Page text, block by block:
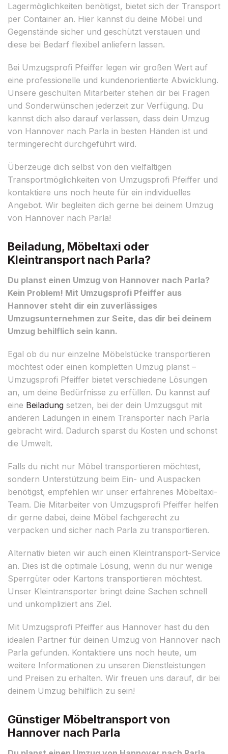
Lagermöglichkeiten benötigst, bietet sich der Transport
per Container an. Hier kannst du deine Möbel und
Gegenstände sicher und geschützt verstauen und
diese bei Bedarf flexibel anliefern lassen.
Bei Umzugsprofi Pfeiffer legen wir großen Wert auf
eine professionelle und kundenorientierte Abwicklung.
Unsere geschulten Mitarbeiter stehen dir bei Fragen
und Sonderwünschen jederzeit zur Verfügung. Du
kannst dich also darauf verlassen, dass dein Umzug
von Hannover nach Parla in besten Händen ist und
termingerecht durchgeführt wird.
Überzeuge dich selbst von den vielfältigen
Transportmöglichkeiten von Umzugsprofi Pfeiffer und
kontaktiere uns noch heute für ein individuelles
Angebot. Wir begleiten dich gerne bei deinem Umzug
von Hannover nach Parla!
Beiladung, Möbeltaxi oder
Kleintransport nach Parla?
Du planst einen Umzug von Hannover nach Parla?
Kein Problem! Mit Umzugsprofi Pfeiffer aus
Hannover steht dir ein zuverlässiges
Umzugsunternehmen zur Seite, das dir bei deinem
Umzug behilflich sein kann.
Egal ob du nur einzelne Möbelstücke transportieren
möchtest oder einen kompletten Umzug planst –
Umzugsprofi Pfeiffer bietet verschiedene Lösungen
an, um deine Bedürfnisse zu erfüllen. Du kannst auf
eine Beiladung setzen, bei der dein Umzugsgut mit
anderen Ladungen in einem Transporter nach Parla
gebracht wird. Dadurch sparst du Kosten und schonst
die Umwelt.
Falls du nicht nur Möbel transportieren möchtest,
sondern Unterstützung beim Ein- und Auspacken
benötigst, empfehlen wir unser erfahrenes Möbeltaxi-
Team. Die Mitarbeiter von Umzugsprofi Pfeiffer helfen
dir gerne dabei, deine Möbel fachgerecht zu
verpacken und sicher nach Parla zu transportieren.
Alternativ bieten wir auch einen Kleintransport-Service
an. Dies ist die optimale Lösung, wenn du nur wenige
Sperrgüter oder Kartons transportieren möchtest.
Unser Kleintransporter bringt deine Sachen schnell
und unkompliziert ans Ziel.
Mit Umzugsprofi Pfeiffer aus Hannover hast du den
idealen Partner für deinen Umzug von Hannover nach
Parla gefunden. Kontaktiere uns noch heute, um
weitere Informationen zu unseren Dienstleistungen
und Preisen zu erhalten. Wir freuen uns darauf, dir bei
deinem Umzug behilflich zu sein!
Günstiger Möbeltransport von
Hannover nach Parla